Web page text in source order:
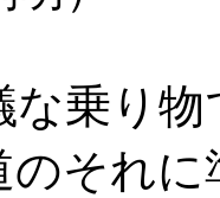
な乗り
のそれ